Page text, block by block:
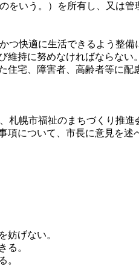
いう。）を所有し、又は
快適に生活できるよう整備
持に努めなければならない。
宅、障害者、高齢者等に
幌市福祉のまちづくり推進
について、市長に意見を述
妨げない。
る。
。